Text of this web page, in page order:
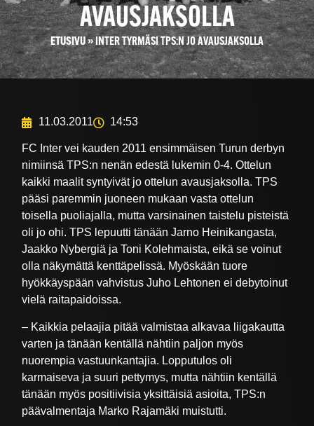
AVAUSJAKSOLLA
ETUSIVU»INTER TYRMÄSI TPS:N JO AVAUSJAKSOLLA
11.03.2011 14:53
FC Inter vei kauden 2011 ensimmäisen Turun derbyn
nimiinsä TPS:n nenän edestä lukemin 0-4. Ottelun
kaikki maalit syntyivät jo ottelun avausjaksolla. TPS
pääsi paremmin juoneen mukaan vasta ottelun
toisella puoliajalla, mutta varsinainen taistelu pisteistä
oli jo ohi. TPS lepuutti tänään Jarno Heinikangasta,
Jaakko Nybergiä ja Toni Kolehmaista, eikä se voinut
olla näkymättä kenttäpelissä. Myöskään tuore
hyökkäyspään vahvistus Juho Lehtonen ei debytoinut
vielä raitapaidoissa.
– Kaikkia pelaajia pitää valmistaa alkavaa liigakautta
varten ja tänään kentällä nähtiin paljon myös
nuorempia vastuunkantajia. Lopputulos oli
karmaiseva ja suuri pettymys, mutta nähtiin kentällä
tänään myös positiivisia yksittäisiä asioita, TPS:n
päävalmentaja Marko Rajamäki muistutti.